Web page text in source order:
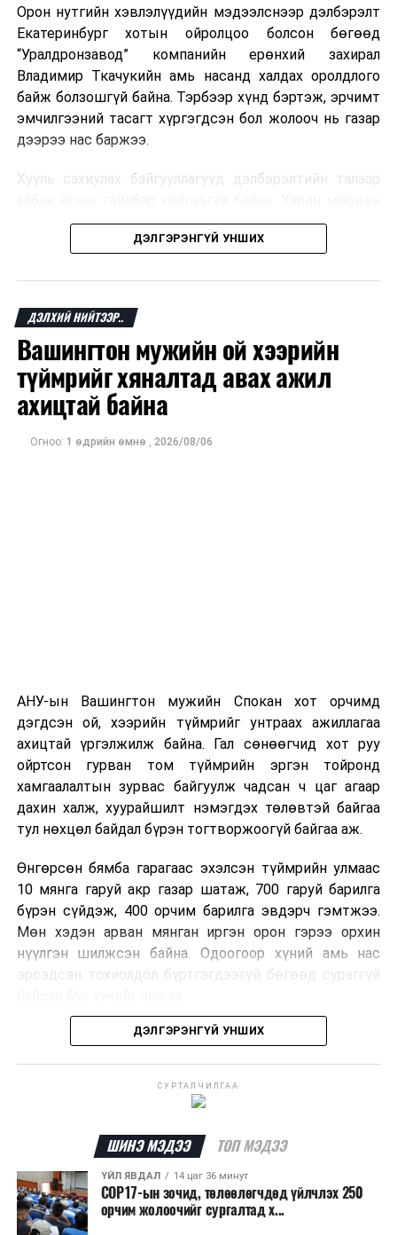
Мароккогийн хөдөлмөр эрхлэлтийн сайд мэдэгджээ.
Орон нутгийн хэвлэлүүдийн мэдээлснээр дэлбэрэлт
Екатеринбург хотын ойролцоо болсон бөгөөд
“Уралдронзавод” компанийн ерөнхий захирал
Владимир Ткачукийн амь насанд халдах оролдлого
байж болзошгүй байна. Тэрбээр хүнд бэртэж, эрчимт
эмчилгээний тасагт хүргэгдсэн бол жолооч нь газар
дээрээ нас баржээ.
Хууль сахиулах байгууллагууд дэлбэрэлтийн талаар
шалгах байгууллага олон нийтэд аюултай аргаар
хүний амь насанд халдахыг завдсан гэх үндэслэлээр
мэдээлжээ.
“Уралдронзавод” компани 2023 онд Екатеринбург
хотод байгуулагдсан бөгөөд нисгэгчгүй нисэх
төхөөрөмж үйлдвэрлэдэг аж. Тус компанийн 2025
оны орлого 6.2 тэрбум рубль, цэвэр ашиг нь 1.9
тэрбум рубльд хүрсэн гэж РБК мэдээлсэн байна.
Одоогоор дэлбэрэлтийн шалтгаан, хэрэгт холбоотой
ДЭЛГЭРЭНГҮЙ УНШИХ
ДЭЛХИЙ НИЙТЭЭР..
Вашингтон мужийн ой хээрийн
түймрийг хяналтад авах ажил
ахицтай байна
Огноо: 1 өдрийн өмнө , 2026/08/06
АНУ-ын Вашингтон мужийн Спокан хот орчимд
дэгдсэн ой, хээрийн түймрийг унтраах ажиллагаа
ахицтай үргэлжилж байна. Гал сөнөөгчид хот руу
ойртсон гурван том түймрийн эргэн тойронд
хамгаалалтын зурвас байгуулж чадсан ч цаг агаар
дахин халж, хуурайшилт нэмэгдэх төлөвтэй байгаа
тул нөхцөл байдал бүрэн тогтворжоогүй байгаа аж.
Өнгөрсөн бямба гарагаас эхэлсэн түймрийн улмаас
10 мянга гаруй акр газар шатаж, 700 гаруй барилга
бүрэн сүйдэж, 400 орчим барилга эвдэрч гэмтжээ.
Мөн хэдэн арван мянган иргэн орон гэрээ орхин
нүүлгэн шилжсэн байна. Одоогоор хүний амь нас
эрсэдсэн тохиолдол бүртгэгдээгүй бөгөөд сураггүй
Албаныхны мэдээлснээр түймрийн нэг голомтыг
шатаасан гэх үндэслэлээр эрүүгийн хэрэг үүсгэн
шалтгааныг үргэлжлүүлэн тогтоож байгаа бөгөөд
аянгын улмаас үүсээгүй гэж үзэж байгаа аж.
Одоогоор АНУ даяар 13 мужид 90 гаруй томоохон ой,
хээрийн түймэр идэвхтэй үргэлжилж байгаагийн
ДЭЛГЭРЭНГҮЙ УНШИХ
СУРТАЛЧИЛГАА
ШИНЭ МЭДЭЭ ТОП МЭДЭЭ
ҮЙЛ ЯВДАЛ 14 цаг 36 минут
COP17-ын зочид, төлөөлөгчдөд үйлчлэх 250
орчим жолоочийг сургалтад х...